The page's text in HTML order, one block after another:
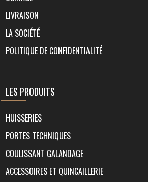
LIVRAISON
LA SOCIÉTÉ
POLITIQUE DE CONFIDENTIALITÉ
LES PRODUITS
HUISSERIES
PORTES TECHNIQUES
COULISSANT GALANDAGE
ACCESSOIRES ET QUINCAILLERIE